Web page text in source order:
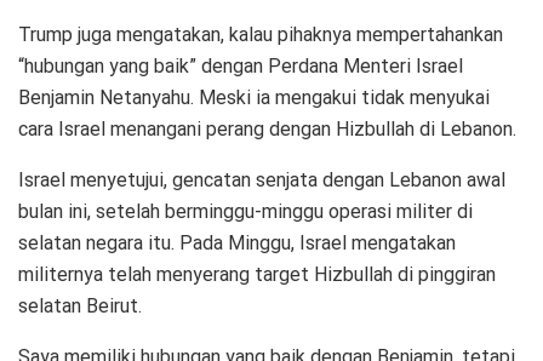
Trump juga mengatakan, kalau pihaknya mempertahankan
“hubungan yang baik” dengan Perdana Menteri Israel
Benjamin Netanyahu. Meski ia mengakui tidak menyukai
cara Israel menangani perang dengan Hizbullah di Lebanon.
Israel menyetujui, gencatan senjata dengan Lebanon awal
bulan ini, setelah berminggu-minggu operasi militer di
selatan negara itu. Pada Minggu, Israel mengatakan
militernya telah menyerang target Hizbullah di pinggiran
selatan Beirut.